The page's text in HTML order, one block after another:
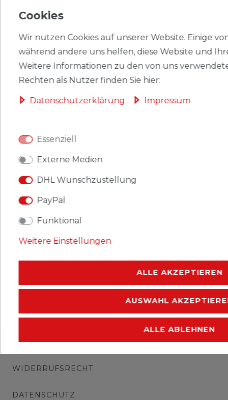
HERSTELLER
Briefmarken Dänemark 2010 Mi 1594-1595
(kompl.Ausg.) postfrisch Galopp.
Produkt: Briefmarken.
Gebiet: Dänemark
Ausgabeanlass: 2010 Galopp.
Titel: 1594-1595 (kompl.Ausg.).
Katalognummern: 1594,1595.
IMPRESSUM
WIDERRUFSRECHT
DATENSCHUTZ
Cookies
Wir nutzen Cookies auf unserer Website. Einige
während andere uns helfen, diese Website und
Weitere Informationen zu den von uns
Rechten als Nutzer finden Sie hier:
Daten­schutz­erklärung Impressum
Essenziell
Externe Medien
DHL Wunschzustellung
PayPal
Funktional
Weitere Einstellungen
ALLE AKZEPTIEREN
AUSWAHL
ALLE ABLEHNEN